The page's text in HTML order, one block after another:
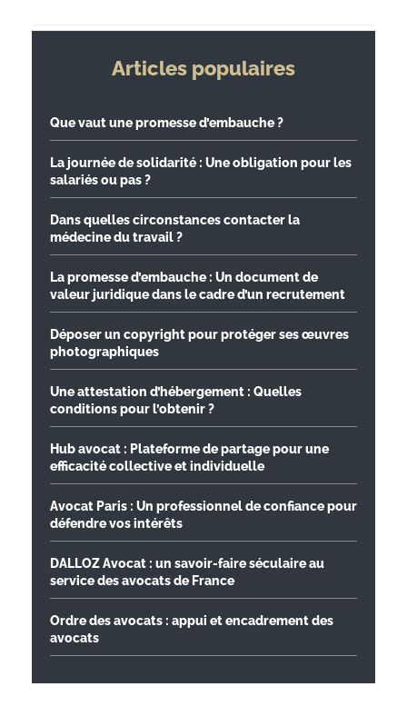
Articles populaires
Que vaut une promesse d’embauche ?
La journée de solidarité : Une obligation pour les
salariés ou pas ?
Dans quelles circonstances contacter la
médecine du travail ?
La promesse d’embauche : Un document de
valeur juridique dans le cadre d’un recrutement
Déposer un copyright pour protéger ses œuvres
photographiques
Une attestation d’hébergement : Quelles
conditions pour l’obtenir ?
Hub avocat : Plateforme de partage pour une
efficacité collective et individuelle
Avocat Paris : Un professionnel de confiance pour
défendre vos intérêts
DALLOZ Avocat : un savoir-faire séculaire au
service des avocats de France
Ordre des avocats : appui et encadrement des
avocats